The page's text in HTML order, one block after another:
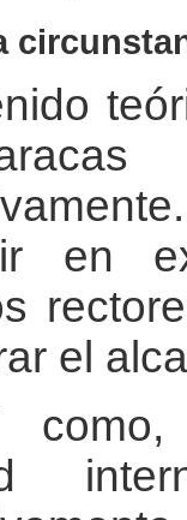
en
el